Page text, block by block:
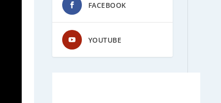
FACEBOOK
YOUTUBE